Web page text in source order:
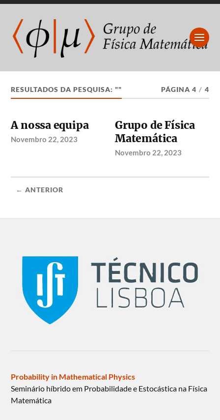
RESULTADOS DA PESQUISA: "" PÁGINA 4 / 4
A nossa equipa
Novembro 22, 2023
Grupo de Física
Matemática
Novembro 22, 2023
← ANTERIOR
Probability in Mathematical Physics
Seminário híbrido em Probabilidade e Estocástica na Física
Matemática